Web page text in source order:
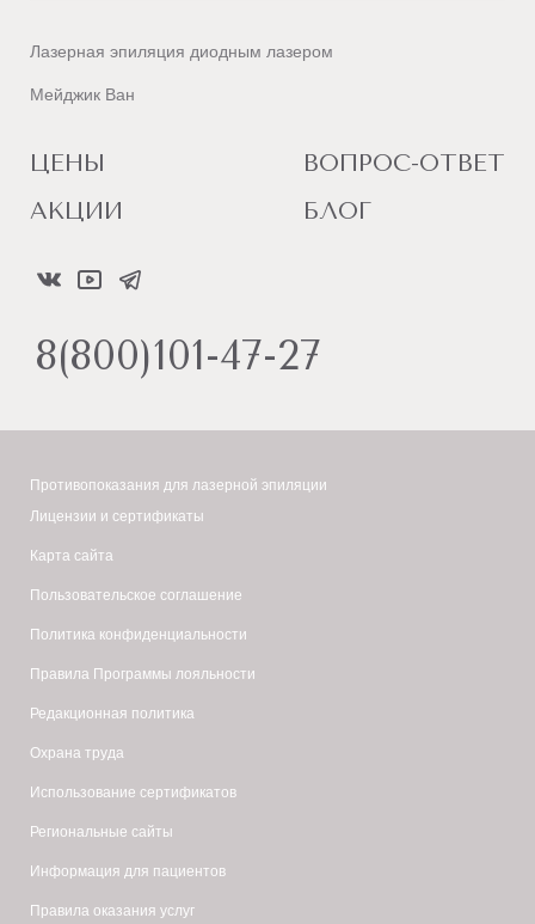
Лазерная эпиляция диодным лазером
Мейджик Ван
ЦЕНЫ
АКЦИИ
ВОПРОС-ОТВЕТ
БЛОГ
8(800)101-47-27
Противопоказания для лазерной эпиляции
Лицензии и сертификаты
Карта сайта
Пользовательское соглашение
Политика конфиденциальности
Правила Программы лояльности
Редакционная политика
Охрана труда
Использование сертификатов
Региональные сайты
Информация для пациентов
Правила оказания услуг